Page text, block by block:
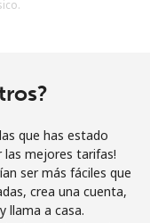
de acuerdo con
que has estado
las mejores tarifas!
ser más fáciles que
crea una cuenta,
llama a casa.